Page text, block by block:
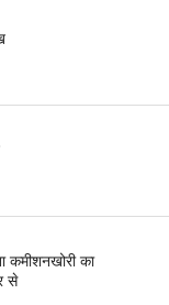
कमीशनखोरी का
से